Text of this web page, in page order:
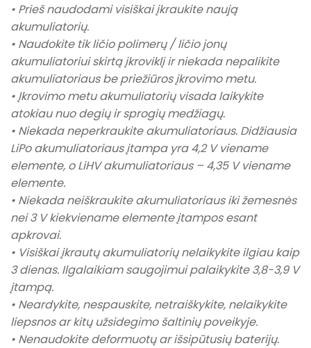
• Prieš naudodami visiškai įkraukite naują
akumuliatorių.
• Naudokite tik ličio polimerų / ličio jonų
akumuliatoriui skirtą įkroviklį ir niekada nepalikite
akumuliatoriaus be priežiūros įkrovimo metu.
• Įkrovimo metu akumuliatorių visada laikykite
atokiau nuo degių ir sprogių medžiagų.
• Niekada neperkraukite akumuliatoriaus. Didžiausia
LiPo akumuliatoriaus įtampa yra 4,2 V viename
elemente, o LiHV akumuliatoriaus – 4,35 V viename
elemente.
• Niekada neiškraukite akumuliatoriaus iki žemesnės
nei 3 V kiekviename elemente įtampos esant
apkrovai.
• Visiškai įkrautų akumuliatorių nelaikykite ilgiau kaip
3 dienas. Ilgalaikiam saugojimui palaikykite 3,8-3,9 V
įtampą.
• Neardykite, nespauskite, netraiškykite, nelaikykite
liepsnos ar kitų užsidegimo šaltinių poveikyje.
• Nenaudokite deformuotų ar išsipūtusių baterijų.